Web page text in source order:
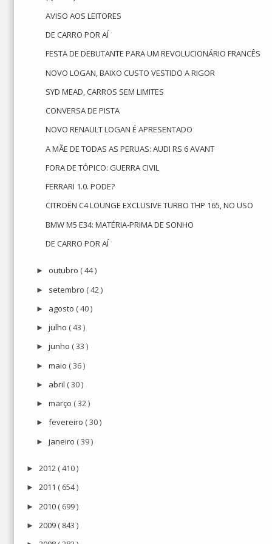
AVISO AOS LEITORES
DE CARRO POR AÍ
FESTA DE DEBUTANTE PARA UM REVOLUCIONÁRIO FRANCÊS
NOVO LOGAN, BAIXO CUSTO VESTIDO A RIGOR
SYD MEAD, CARROS SEM LIMITES
CONVERSA DE PISTA
NOVO RENAULT LOGAN É APRESENTADO
A MÃE DE TODAS AS PERUAS: AUDI RS 6 AVANT
FORA DE TÓPICO: GUERRA CIVIL
FERRARI 1.0. PODE?
CITROËN C4 LOUNGE EXCLUSIVE TURBO THP 165, NO USO
BMW M5 E34: MATÉRIA-PRIMA DE SONHO
DE CARRO POR AÍ
► outubro ( 44 )
► setembro ( 42 )
► agosto ( 40 )
► julho ( 43 )
► junho ( 33 )
► maio ( 36 )
► abril ( 30 )
► março ( 32 )
► fevereiro ( 30 )
► janeiro ( 39 )
► 2012 ( 410 )
► 2011 ( 654 )
► 2010 ( 699 )
► 2009 ( 843 )